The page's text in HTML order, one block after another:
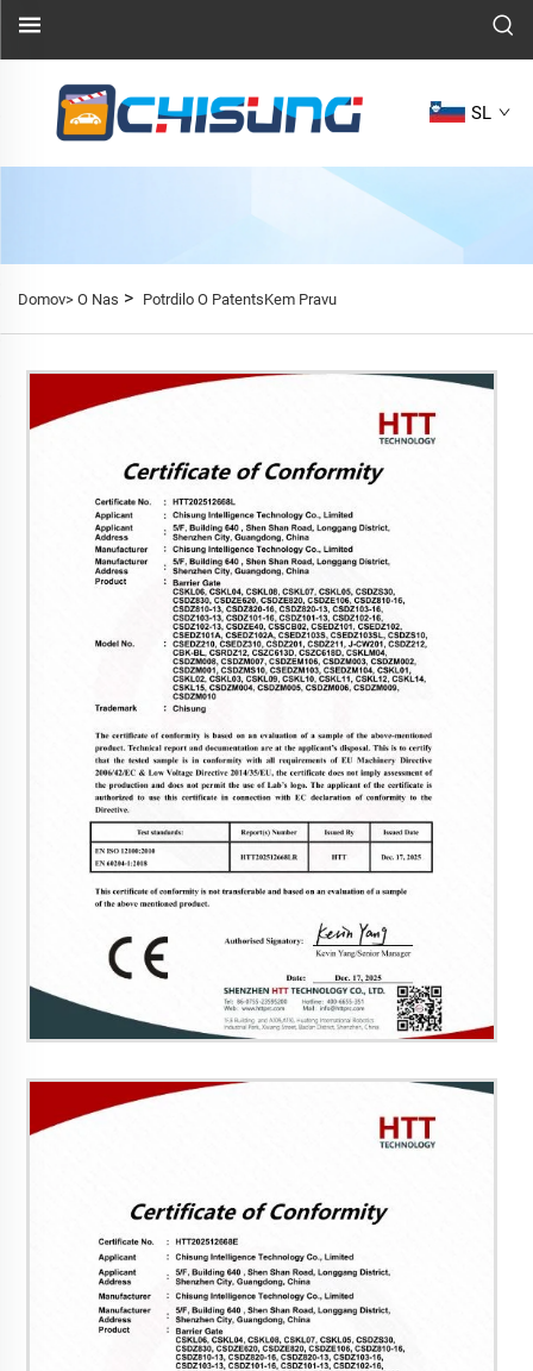
SL
Domov> O Nas > Potrdilo O PatentsKem Pravu